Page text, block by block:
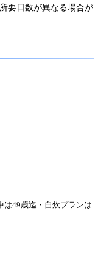
要日数が異なる場合が
49歳迄・自炊プランは